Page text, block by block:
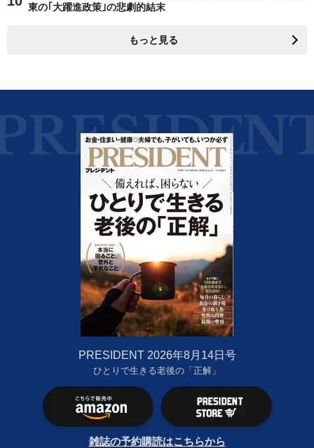
東の｢大躍進政策｣の悲劇的結末
もっと見る
PRESIDENT 2026年8月14日号
ひとりで生きる老後の「正解」
雑誌の予約購読はこちらから